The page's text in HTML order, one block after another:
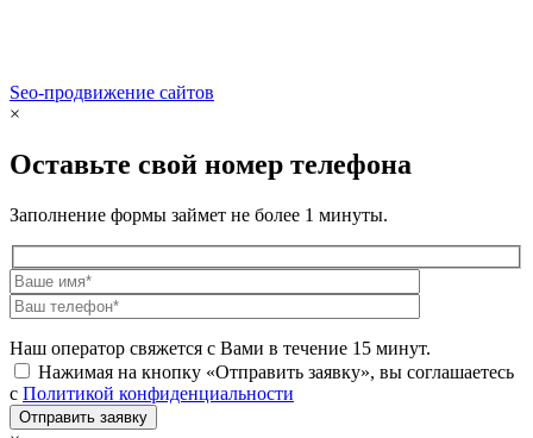
Seo-продвижение сайтов
×
Оставьте свой номер телефона
Заполнение формы займет не более 1 минуты.
Наш оператор свяжется с Вами в течение 15 минут.
Нажимая на кнопку «Отправить заявку», вы соглашаетесь
с Политикой конфиденциальности